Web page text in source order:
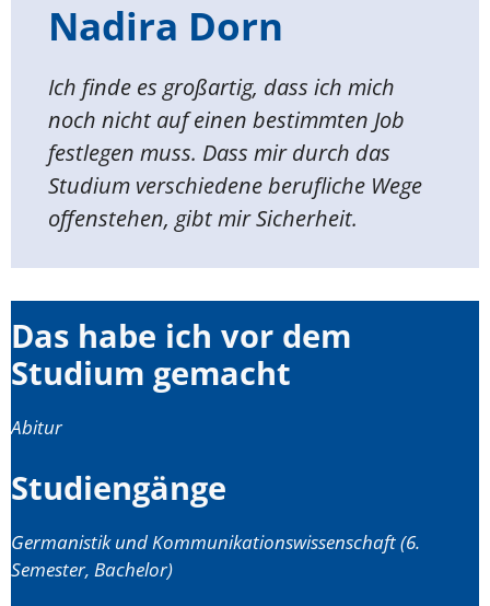
Nadira Dorn
Ich finde es großartig, dass ich mich
noch nicht auf einen bestimmten Job
festlegen muss. Dass mir durch das
Studium verschiedene berufliche Wege
offenstehen, gibt mir Sicherheit.
Das habe ich vor dem
Studium gemacht
Abitur
Studiengänge
Germanistik und Kommunikationswissenschaft (6.
Semester, Bachelor)